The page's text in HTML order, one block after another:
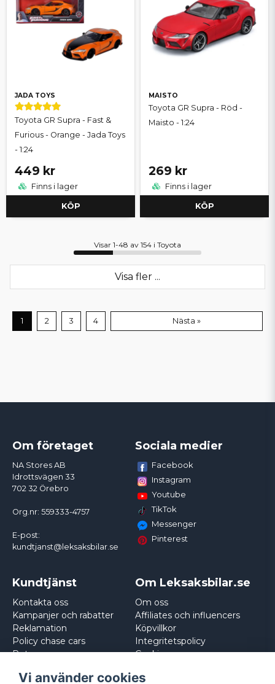
JADA TOYS
Toyota GR Supra - Fast &
Furious - Orange - Jada Toys
- 1:24
449 kr
Finns i lager
KÖP
MAISTO
Toyota GR Supra - Röd -
Maisto - 1:24
269 kr
Finns i lager
KÖP
Visar 1-48 av 154 i Toyota
Visa fler ...
1 2 3 4 Nästa »
Om företaget
NA Stores AB
Idrottsvägen 33
702 32 Örebro
Org.nr: 559333-4757
E-post:
kundtjanst@leksaksbilar.se
Sociala medier
Facebook
Instagram
Youtube
TikTok
Messenger
Pinterest
Kundtjänst
Kontakta oss
Kampanjer och rabatter
Reklamation
Policy chase cars
Returnera
Om Leksaksbilar.se
Om oss
Affiliates och influencers
Köpvillkor
Integritetspolicy
Cookies
Vi använder cookies